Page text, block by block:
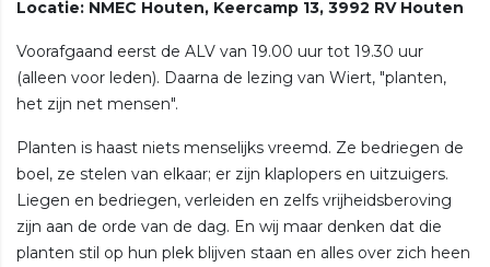
Locatie: NMEC Houten, Keercamp 13, 3992 RV Houten
Voorafgaand eerst de ALV van 19.00 uur tot 19.30 uur
(alleen voor leden). Daarna de lezing van Wiert, "planten,
het zijn net mensen".
Planten is haast niets menselijks vreemd. Ze bedriegen de
boel, ze stelen van elkaar; er zijn klaplopers en uitzuigers.
Liegen en bedriegen, verleiden en zelfs vrijheidsberoving
zijn aan de orde van de dag. En wij maar denken dat die
planten stil op hun plek blijven staan en alles over zich heen